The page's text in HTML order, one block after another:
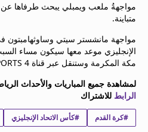
الإخبارية
اتصل بنا
beIN CONNECT
beIN MEDIA GROUP
ترددات beIN SPORTS
الأسئلة الأكثر شيوعاً
دليل التلفاز
احصل على beIN
معلومات عن هذا الموقع
مواجهةُ ملعب ويمبلي يبحث طرفاها عن
متباينة.
مواجهة مانشستر سيتي وساوثهامبتون
مكة المكرمة وستنقل عبر قناة beIN SPORTS 4.
لمشاهدة جميع المباريات والأحداث
الرابط للاشتراك
#كرة القدم #كأس الاتحاد الإنجليزي